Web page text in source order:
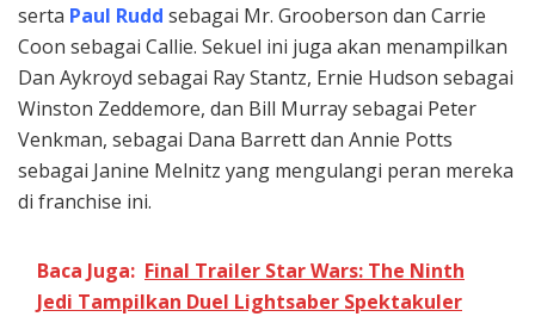
serta Paul Rudd sebagai Mr. Grooberson dan Carrie
Coon sebagai Callie. Sekuel ini juga akan menampilkan
Dan Aykroyd sebagai Ray Stantz, Ernie Hudson sebagai
Winston Zeddemore, dan Bill Murray sebagai Peter
Venkman, sebagai Dana Barrett dan Annie Potts
sebagai Janine Melnitz yang mengulangi peran mereka
di franchise ini.
Baca Juga: Final Trailer Star Wars: The Ninth
Jedi Tampilkan Duel Lightsaber Spektakuler